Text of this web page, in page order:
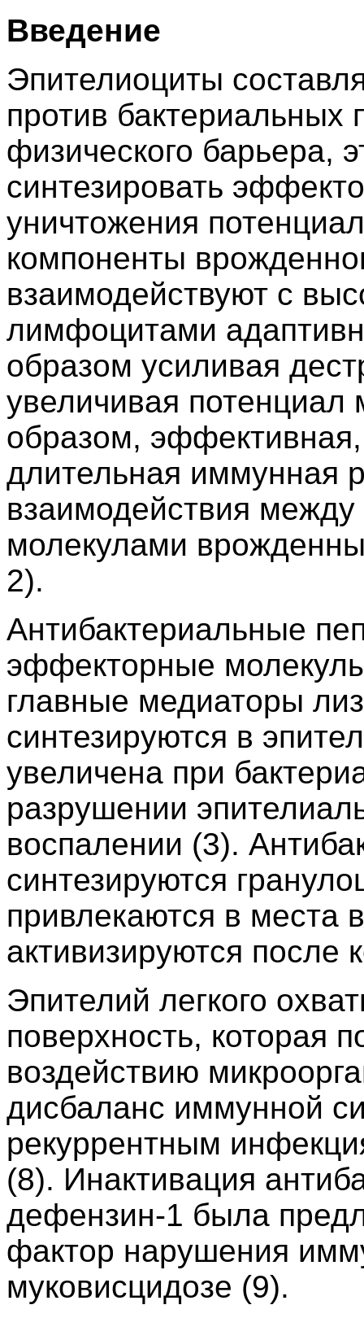
Введение
Эпителиоциты
против бактериальных
физического барьера,
синтезировать
уничтожения
компоненты
взаимодействуют с
лимфоцитами
образом усиливая
увеличивая
образом,
длительная иммунная
взаимодействия
молекулами
2).
Антибактериальные
эффекторные
главные медиаторы
синтезируются в
увеличена при
разрушении
воспалении (3).
синтезируются
привлекаются в места
активизируются после
Эпителий легкого
поверхность, которая
воздействию
дисбаланс иммунной
рекуррентным
(8). Инактивация
дефензин-1 была
фактор нарушения
муковисцидозе (9).